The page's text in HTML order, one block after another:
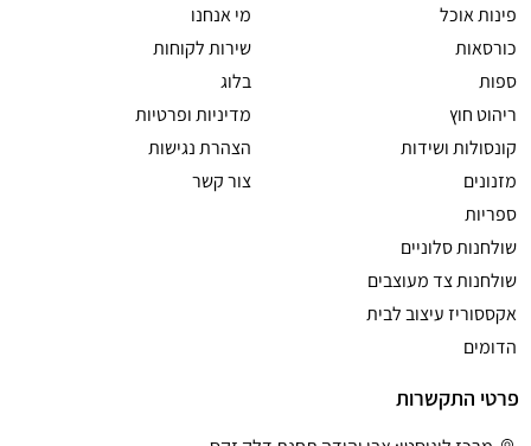
פינות אוכל
כורסאות
ספות
ריהוט חוץ
קונסולות ושידות
מזנונים
ספריות
שולחנות סלוניים
שולחנות צד מעוצבים
אקססוריז עיצוב לבית
הדומים
מי אנחנו
שירות לקוחות
בלוג
מדיניות ופרטיות
הצהרת נגישות
צור קשר
פרטי התקשרות